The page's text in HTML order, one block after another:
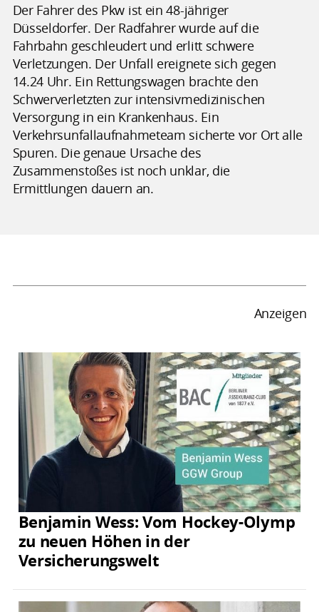
Der Fahrer des Pkw ist ein 48-jähriger
Düsseldorfer. Der Radfahrer wurde auf die
Fahrbahn geschleudert und erlitt schwere
Verletzungen. Der Unfall ereignete sich gegen
14.24 Uhr. Ein Rettungswagen brachte den
Schwerverletzten zur intensivmedizinischen
Versorgung in ein Krankenhaus. Ein
Verkehrsunfallaufnahmeteam sicherte vor Ort alle
Spuren. Die genaue Ursache des
Zusammenstoßes ist noch unklar, die
Ermittlungen dauern an.
Anzeigen
Benjamin Wess: Vom Hockey-Olymp
zu neuen Höhen in der
Versicherungswelt